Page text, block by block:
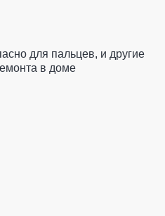
для пальцев, и другие
в доме